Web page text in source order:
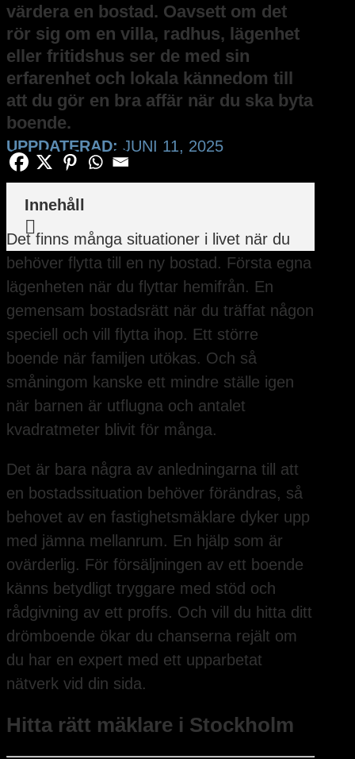
värdera en bostad. Oavsett om det
rör sig om en villa, radhus, lägenhet
eller fritidshus ser de med sin
erfarenhet och lokala kännedom till
att du gör en bra affär när du ska byta
boende.
UPPDATERAD: JUNI 11, 2025
Innehåll

Det finns många situationer i livet när du
behöver flytta till en ny bostad. Första egna
lägenheten när du flyttar hemifrån. En
gemensam bostadsrätt när du träffat någon
speciell och vill flytta ihop. Ett större
boende när familjen utökas. Och så
småningom kanske ett mindre ställe igen
när barnen är utflugna och antalet
kvadratmeter blivit för många.
Det är bara några av anledningarna till att
en bostadssituation behöver förändras, så
behovet av en fastighetsmäklare dyker upp
med jämna mellanrum. En hjälp som är
ovärderlig. För försäljningen av ett boende
känns betydligt tryggare med stöd och
rådgivning av ett proffs. Och vill du hitta ditt
drömboende ökar du chanserna rejält om
du har en expert med ett upparbetat
nätverk vid din sida.
Hitta rätt mäklare i Stockholm